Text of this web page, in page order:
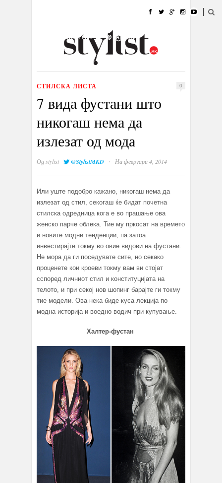
УБАВИНА
КУЛТУРА @РАБОТА
ИЗЛОГ
СТИЛСКА ЛИСТА 0
7 вида фустани што
никогаш нема да
излезат од мода
Одstylist @StylistMKD · На февруари 4, 2014
Или уште подобро кажано, никогаш нема да
излезат од стил, секогаш ќе бидат почетна
стилска одредница кога е во прашање ова
женско парче облека. Тие му пркосат на времето
и новите модни тенденции, па затоа
инвестирајте токму во овие видови на фустани.
Не мора да ги поседувате сите, но секако
проценете кои кроеви токму вам ви стојат
сспоред личниот стил и конституцијата на
телото, и при секој нов шопинг барајте ги токму
тие модели. Ова нека биде куса лекција по
модна историја и воедно водич при купување.
Халтер-фустан